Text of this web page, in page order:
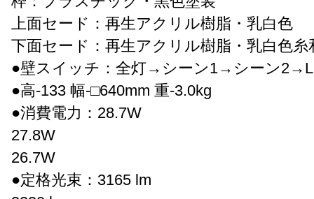
上面セード：再生アクリル樹脂・乳白色
下面セード：再生アクリル樹脂・乳白色糸
●壁スイッチ：全灯→シーン1→シーン
●高-133 幅-□640mm 重-3.0kg
●消費電力：28.7W
27.8W
26.7W
●定格光束：3165 lm